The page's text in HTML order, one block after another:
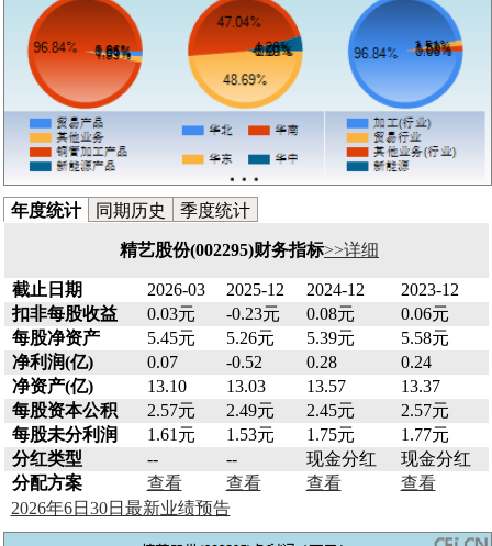
年度统计 同期历史 季度统计
精艺股份(002295)财务指标>>详细
截止日期 2026-03 2025-12 2024-12
2023-12
扣非每股收益
0.03元 -0.23元 0.08元
0.06元
每股净资产
5.45元 5.26元 5.39元
5.58元
净利润(亿)
0.07 -0.52 0.28
0.24
净资产(亿)
13.10 13.03 13.57
13.37
每股资本公积
2.57元 2.49元 2.45元
2.57元
每股未分利润
1.61元 1.53元 1.75元
1.77元
分红类型
-- -- 现金分红
现金分红
分配方案
查看 查看 查看
查看
2026年6日30日最新业绩预告